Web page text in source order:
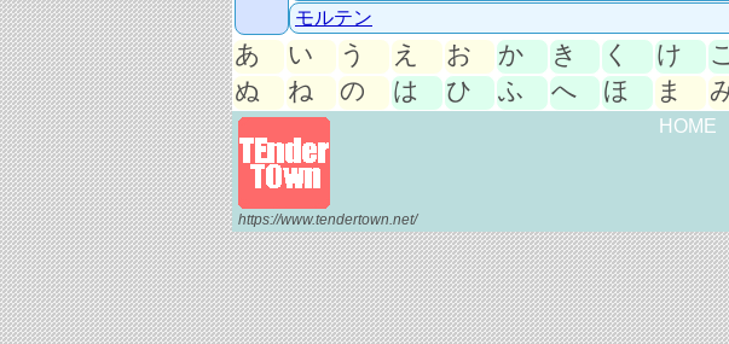
モルテン
あ い う え お か き く け こ
ぬ
ね の は ひ ふ へ ほ ま
https://www.tendertown.net/
HOME